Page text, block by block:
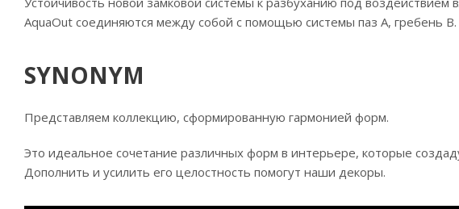
AquaOut соединяются между собой с помощью системы паз А, гребень В.
SYNONYM
Представляем коллекцию, сформированную гармонией форм.
Это идеальное сочетание различных форм в интерьере, которые
Дополнить и усилить его целостность помогут наши декоры.